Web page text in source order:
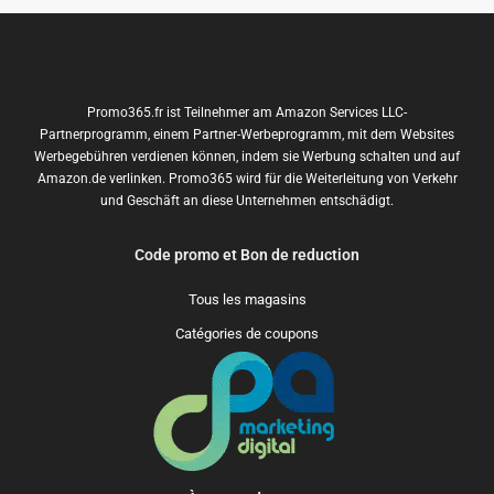
Promo365.fr ist Teilnehmer am Amazon Services LLC-
Partnerprogramm, einem Partner-Werbeprogramm, mit dem Websites
Werbegebühren verdienen können, indem sie Werbung schalten und auf
Amazon.de verlinken. Promo365 wird für die Weiterleitung von Verkehr
und Geschäft an diese Unternehmen entschädigt.
Code promo et Bon de reduction
Tous les magasins
Catégories de coupons